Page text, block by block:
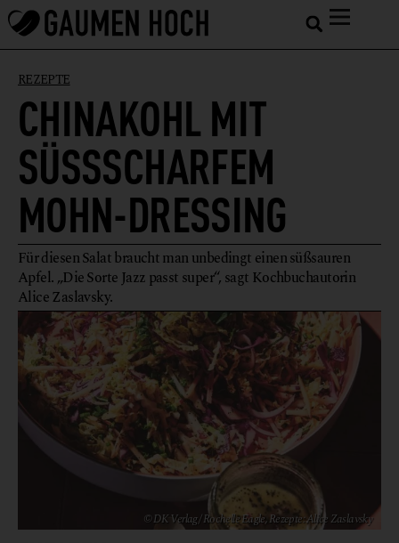
REZEPTE
CHINAKOHL MIT
SÜSSSCHARFEM M
OHN-DRESSING
Für diesen Salat braucht man unbedingt einen süßsauren
Apfel. „Die Sorte Jazz passt super“, sagt Kochbuchautorin
Alice Zaslavsky.
© DK Verlag/ Rochelle Eagle, Rezepte: Alice Zaslavsky